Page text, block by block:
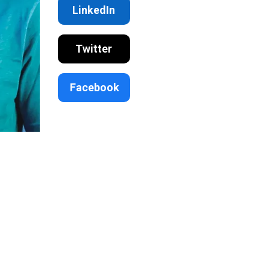
LinkedIn
Twitter
Facebook